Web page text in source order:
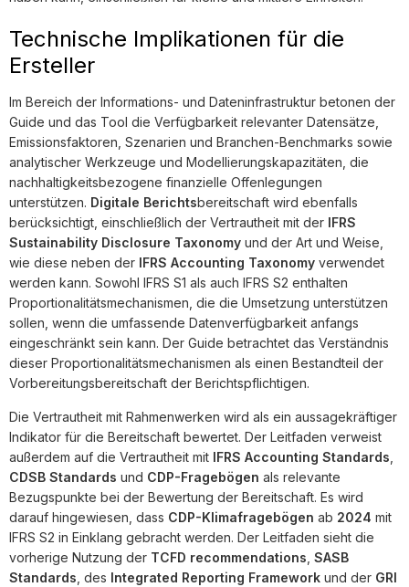
Technische Implikationen für die
Ersteller
Im Bereich der Informations- und Dateninfrastruktur betonen der
Guide und das Tool die Verfügbarkeit relevanter Datensätze,
Emissionsfaktoren, Szenarien und Branchen-Benchmarks sowie
analytischer Werkzeuge und Modellierungskapazitäten, die
nachhaltigkeitsbezogene finanzielle Offenlegungen
unterstützen. Digitale Berichtsbereitschaft wird ebenfalls
berücksichtigt, einschließlich der Vertrautheit mit der IFRS
Sustainability Disclosure Taxonomy und der Art und Weise,
wie diese neben der IFRS Accounting Taxonomy verwendet
werden kann. Sowohl IFRS S1 als auch IFRS S2 enthalten
Proportionalitätsmechanismen, die die Umsetzung unterstützen
sollen, wenn die umfassende Datenverfügbarkeit anfangs
eingeschränkt sein kann. Der Guide betrachtet das Verständnis
dieser Proportionalitätsmechanismen als einen Bestandteil der
Vorbereitungsbereitschaft der Berichtspflichtigen.
Die Vertrautheit mit Rahmenwerken wird als ein aussagekräftiger
Indikator für die Bereitschaft bewertet. Der Leitfaden verweist
außerdem auf die Vertrautheit mit IFRS Accounting Standards
CDSB Standards und CDP-Fragebögen als relevante
Bezugspunkte bei der Bewertung der Bereitschaft. Es wird
darauf hingewiesen, dass CDP-Klimafragebögen ab 2024 mit
IFRS S2 in Einklang gebracht werden. Der Leitfaden sieht die
vorherige Nutzung der TCFD recommendations SASB
Standards , des Integrated Reporting Framework und der GRI